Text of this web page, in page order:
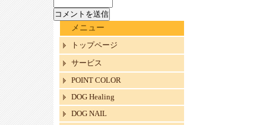
メニュー
トップページ
サービス
POINT COLOR
DOG Healing
DOG NAIL